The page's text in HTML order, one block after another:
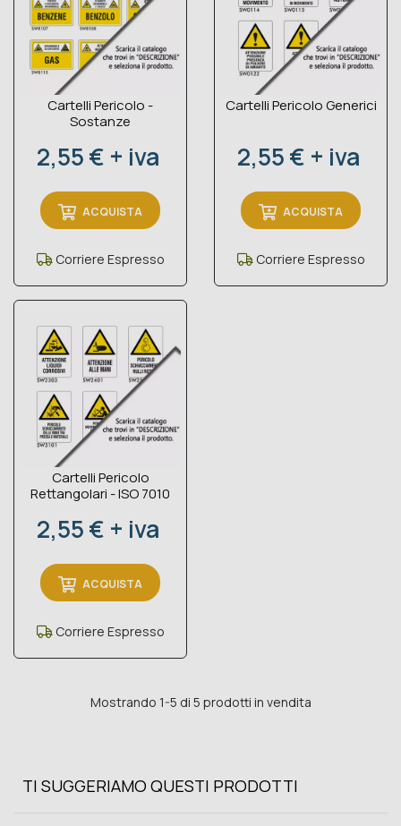
Cartelli Pericolo -
Sostanze
Prezzo
2,55 € + iva
ACQUISTA
Corriere Espresso
Cartelli Pericolo Generici
Prezzo
2,55 € + iva
ACQUISTA
Corriere Espresso
Cartelli Pericolo
Rettangolari - ISO 7010
Prezzo
2,55 € + iva
ACQUISTA
Corriere Espresso
Mostrando 1-5 di 5 prodotti in vendita
TI SUGGERIAMO QUESTI PRODOTTI